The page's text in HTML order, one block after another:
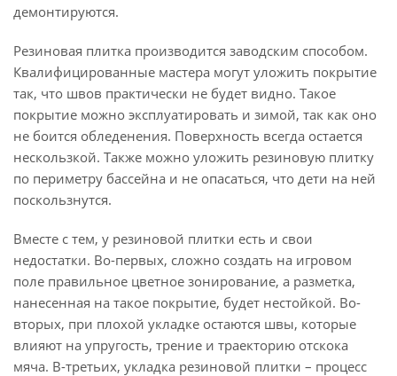
демонтируются.
Резиновая плитка производится заводским способом.
Квалифицированные мастера могут уложить покрытие
так, что швов практически не будет видно. Такое
покрытие можно эксплуатировать и зимой, так как оно
не боится обледенения. Поверхность всегда остается
нескользкой. Также можно уложить резиновую плитку
по периметру бассейна и не опасаться, что дети на ней
поскользнутся.
Вместе с тем, у резиновой плитки есть и свои
недостатки. Во-первых, сложно создать на игровом
поле правильное цветное зонирование, а разметка,
нанесенная на такое покрытие, будет нестойкой. Во-
вторых, при плохой укладке остаются швы, которые
влияют на упругость, трение и траекторию отскока
мяча. В-третьих, укладка резиновой плитки – процесс